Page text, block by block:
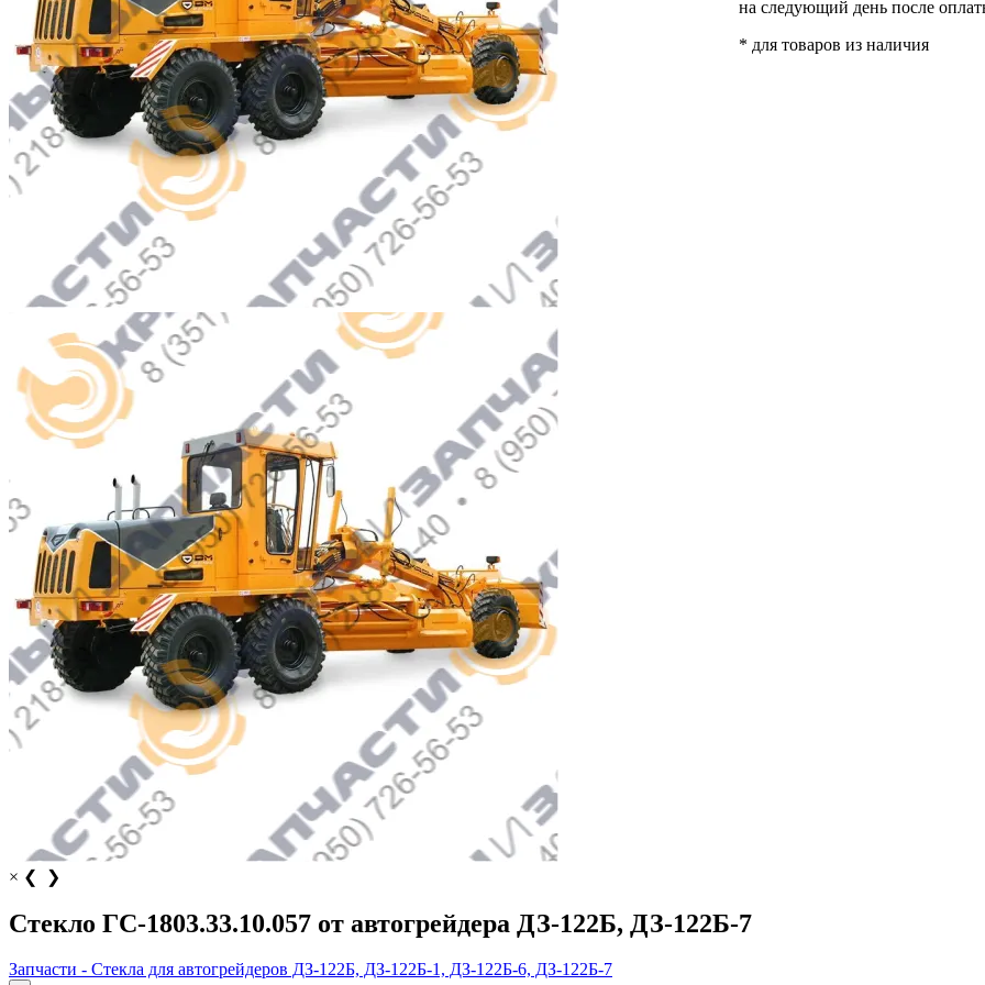
× ❮ ❯
на следующий день после
* для товаров из наличия
Стекло ГС-1803.33.10.057 от автогрейдера ДЗ-122Б, ДЗ-122Б-7
Запчасти - Стекла для автогрейдеров ДЗ-122Б, ДЗ-122Б-1, ДЗ-122Б-6, ДЗ-122Б-7